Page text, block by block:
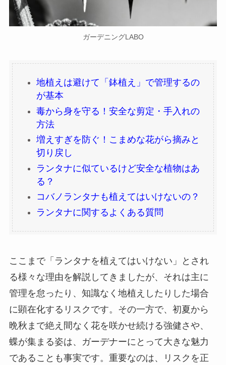
ガーデニングLABO
地植えは避けて「鉢植え」で管理するの
が基本
毒から身を守る！安全な剪定・手入れの
方法
増えすぎを防ぐ！こまめな花がら摘みと
切り戻し
ランタナに似ているけど安全な植物はあ
る？
コバノランタナも植えてはいけないの？
ランタナに関するよくある質問
ここまで「ランタナを植えてはいけない」とされ
る様々な理由を解説してきましたが、それは主に
管理を怠ったり、知識なく地植えしたりした場合
に顕在化するリスクです。その一方で、初夏から
晩秋まで絶え間なく花を咲かせ続ける強健さや、
蝶が集まる姿は、ガーデナーにとって大きな魅力
であることも事実です。重要なのは、リスクを正